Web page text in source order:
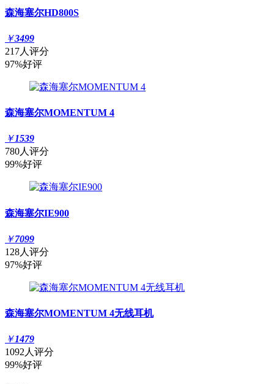
森海塞尔HD800S
￥3499
217人评分
97%好评
森海塞尔MOMENTUM 4
￥1539
780人评分
99%好评
森海塞尔IE900
￥7099
128人评分
97%好评
森海塞尔MOMENTUM 4无线耳机
￥1479
1092人评分
99%好评